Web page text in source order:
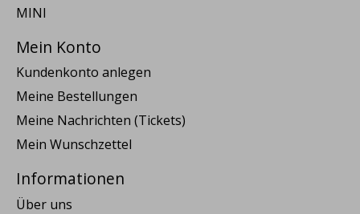
MINI
Mein Konto
Kundenkonto anlegen
Meine Bestellungen
Meine Nachrichten (Tickets)
Mein Wunschzettel
Informationen
Über uns